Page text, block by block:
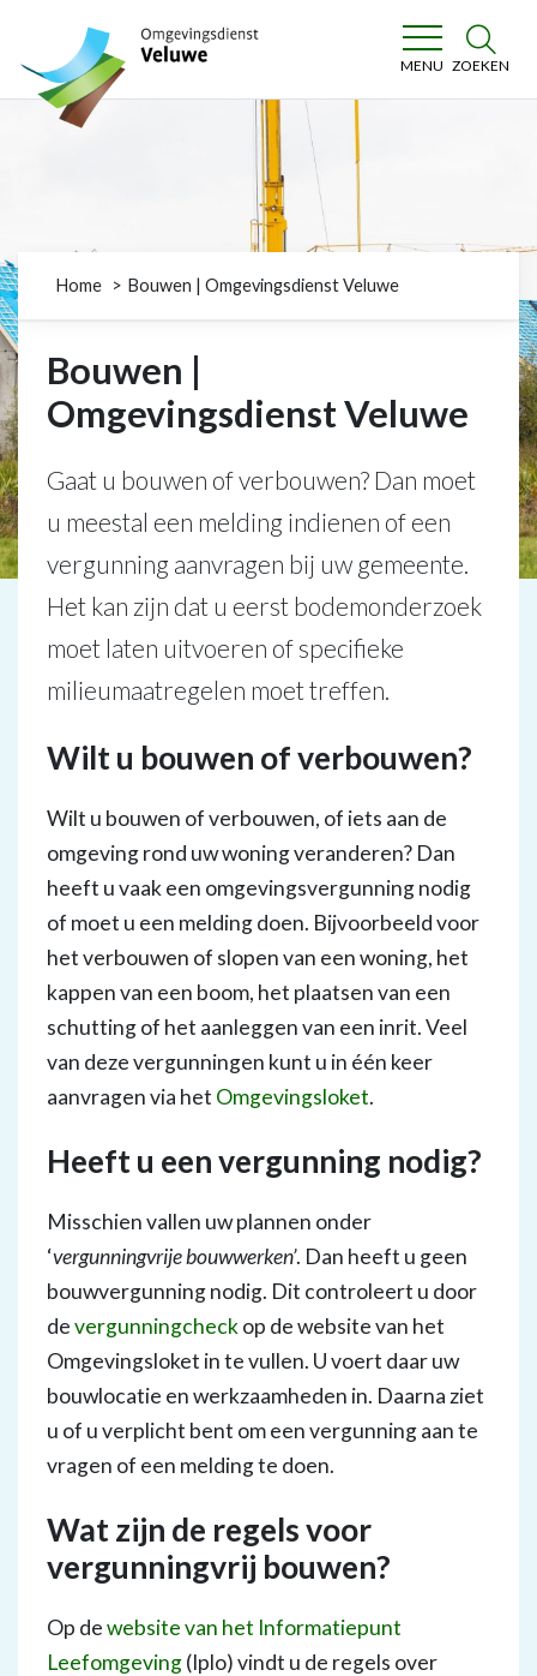
Omgevingsdienst Veluwe
MENU ZOEKEN
Home Bouwen | Omgevingsdienst Veluwe
Bouwen |
Omgevingsdienst Veluwe
Gaat u bouwen of verbouwen? Dan moet
u meestal een melding indienen of een
vergunning aanvragen bij uw gemeente.
Het kan zijn dat u eerst bodemonderzoek
moet laten uitvoeren of specifieke
milieumaatregelen moet treffen.
Wilt u bouwen of verbouwen?
Wilt u bouwen of verbouwen, of iets aan de
omgeving rond uw woning veranderen? Dan
heeft u vaak een omgevingsvergunning nodig
of moet u een melding doen. Bijvoorbeeld voor
het verbouwen of slopen van een woning, het
kappen van een boom, het plaatsen van een
schutting of het aanleggen van een inrit. Veel
van deze vergunningen kunt u in één keer
aanvragen via het Omgevingsloket.
Heeft u een vergunning nodig?
Misschien vallen uw plannen onder
‘vergunningvrije bouwwerken’. Dan heeft u geen
bouwvergunning nodig. Dit controleert u door
devergunningcheckop de website van het
Omgevingsloket in te vullen. U voert daar uw
bouwlocatie en werkzaamheden in. Daarna ziet
u of u verplicht bent om een vergunning aan te
vragen of een melding te doen.
Wat zijn de regels voor
vergunningvrij bouwen?
Op dewebsite van het Informatiepunt
Leefomgeving(Iplo) vindt u de regels over